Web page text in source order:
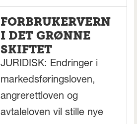
FORBRUKERVERN
I DET GRØNNE
SKIFTET
JURIDISK: Endringer i
markedsføringsloven,
angrerettloven og
avtaleloven vil stille nye